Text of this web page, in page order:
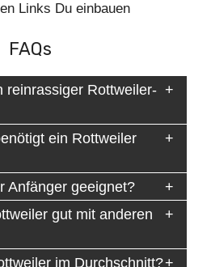
Links Du einbauen
FAQs
reinrassiger Rottweiler-
ein Rottweiler
Anfänger geeignet?
gut mit anderen
im Durchschnitt?